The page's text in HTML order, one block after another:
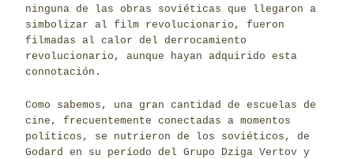
ninguna de las obras soviéticas que llegaron a
simbolizar al film revolucionario, fueron
filmadas al calor del derrocamiento
revolucionario, aunque hayan adquirido esta
connotación.
Como sabemos, una gran cantidad de escuelas de
cine, frecuentemente conectadas a momentos
políticos, se nutrieron de los soviéticos, de
Godard en su período del Grupo Dziga Vertov y